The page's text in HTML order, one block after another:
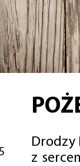
Drodzy
z